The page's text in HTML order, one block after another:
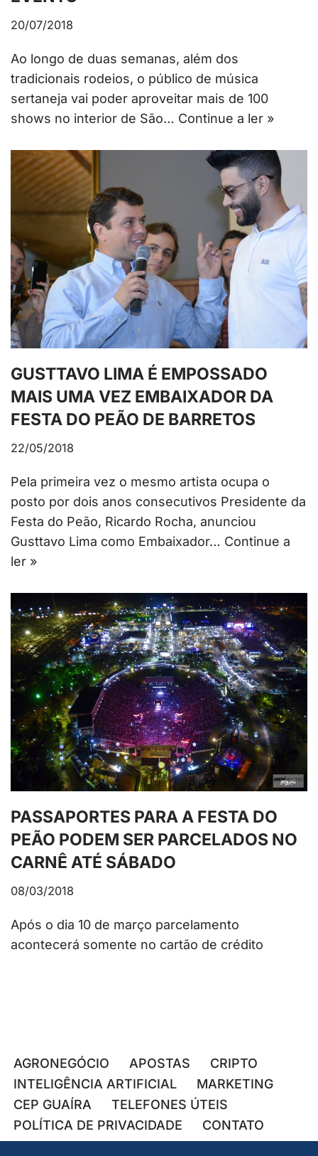
20/07/2018
Ao longo de duas semanas, além dos
tradicionais rodeios, o público de música
sertaneja vai poder aproveitar mais de 100
shows no interior de São… Continue a ler »
GUSTTAVO LIMA É EMPOSSADO
MAIS UMA VEZ EMBAIXADOR DA
FESTA DO PEÃO DE BARRETOS
22/05/2018
Pela primeira vez o mesmo artista ocupa o
posto por dois anos consecutivos Presidente da
Festa do Peão, Ricardo Rocha, anunciou
Gusttavo Lima como Embaixador… Continue a
ler »
PASSAPORTES PARA A FESTA DO
PEÃO PODEM SER PARCELADOS NO
CARNÊ ATÉ SÁBADO
08/03/2018
Após o dia 10 de março parcelamento
acontecerá somente no cartão de crédito
AGRONEGÓCIO APOSTAS
CRIPTO
INTELIGÊNCIA ARTIFICIAL
MARKETING
CEP GUAÍRA
TELEFONES ÚTEIS
POLÍTICA DE PRIVACIDADE
CONTATO